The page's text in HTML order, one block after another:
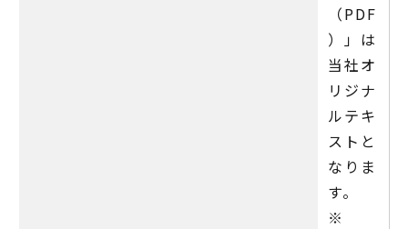
（PDF
）」は
当社オ
リジナ
ルテキ
ストと
なりま
す。
※